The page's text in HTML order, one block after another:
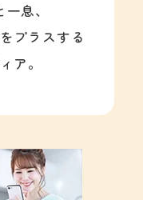
息、
プラスする
ア。